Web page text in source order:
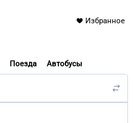
Избранное
Поезда Автобусы